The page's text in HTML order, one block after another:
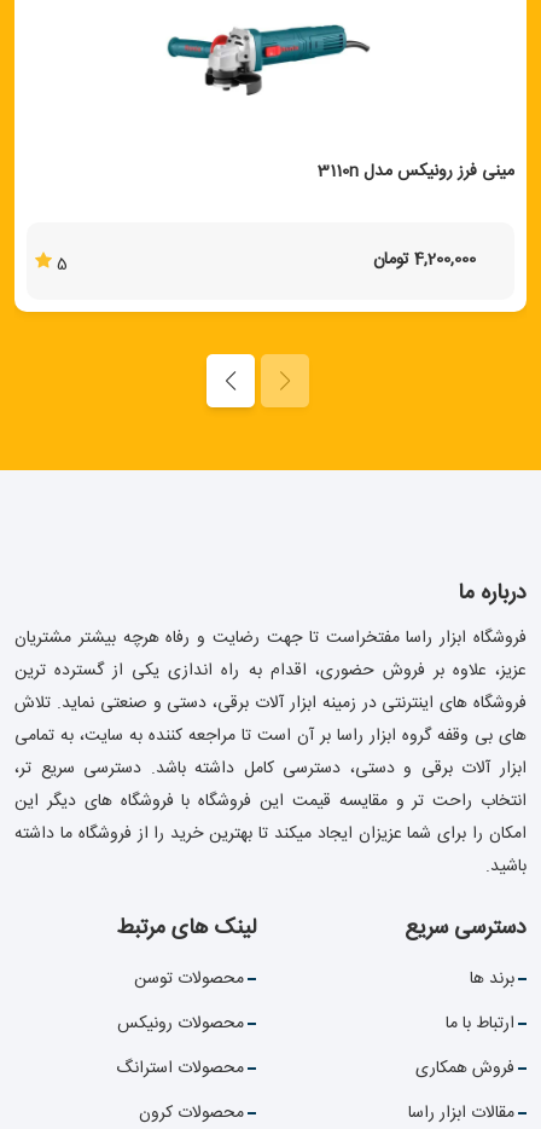
مینی فرز رونیکس مدل 3110n
4,200,000 تومان 5
درباره ما
فروشگاه ابزار راسا مفتخراست تا جهت رضایت و رفاه هرچه بیشتر مشتریان
عزیز، علاوه بر فروش حضوری، اقدام به راه اندازی یکی از گسترده ترین
فروشگاه های اینترنتی در زمینه ابزار آلات برقی، دستی و صنعتی نماید. تلاش
های بی وقفه گروه ابزار راسا بر آن است تا مراجعه کننده به سایت، به تمامی
ابزار آلات برقی و دستی، دسترسی کامل داشته باشد. دسترسی سریع تر،
انتخاب راحت تر و مقایسه قیمت این فروشگاه با فروشگاه های دیگر این
امکان را برای شما عزیزان ایجاد میکند تا بهترین خرید را از فروشگاه ما داشته
باشید.
دسترسی سریع
برند ها
ارتباط با ما
فروش همکاری
مقالات ابزار راسا
لینک های مرتبط
محصولات توسن
محصولات رونیکس
محصولات استرانگ
محصولات کرون